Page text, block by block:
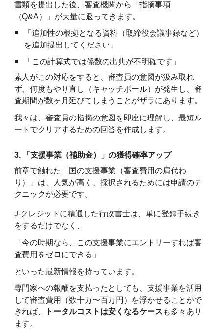
書類を提出した後、審査機関から「指摘事項
（Q&A）」が大量に返ってきます。
「追加性の根拠となる資料（取締役会議事録など）
を追加提出してください」
「この計算式では係数の出典が不明確です」
素人がこの対応をすると、審査員の意図が汲み取れ
ず、何度もやり直し（キャッチボール）が発生し、審
査期間が数ヶ月延びてしまうことがザラにあります。
我々は、審査員の指摘の意図を即座に理解し、最短ル
ートでクリアするための回答を作成します。
3. 「支援事業（補助金）」の獲得確率アップ
前章で触れた「国の支援事業（審査費用の肩代わ
り）」は、人気が高く、採択されるためには申請のテ
クニックが必要です。
J-クレジットに精通した行政書士は、単に登録手続き
をするだけでなく、
「今の時期なら、この支援事業にエントリーすれば審
査費用をゼロにできる」
といった最新情報を持っています。
専門家への報酬を支払ったとしても、支援事業を活用
して審査費用（数十万〜百万円）を浮かせることがで
きれば、
トータルコストは安くなるケース も多々あり
ます。